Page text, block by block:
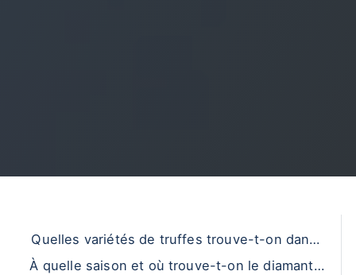
Quelles variétés de truffes trouve-t-on dans l
e Luberon ?
À quelle saison et où trouve-t-on le diamant n